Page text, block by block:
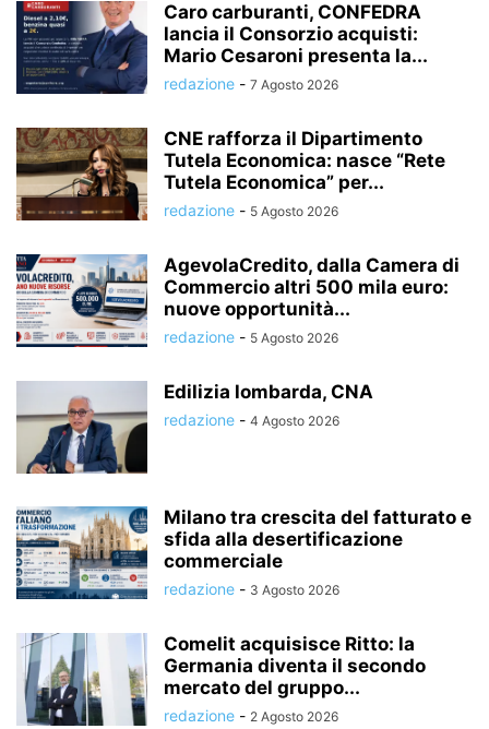
Caro carburanti, CONFEDRA
lancia il Consorzio acquisti:
Mario Cesaroni presenta la...
redazione - 7 Agosto 2026
CNE rafforza il Dipartimento
Tutela Economica: nasce “Rete
Tutela Economica” per...
redazione - 5 Agosto 2026
AgevolaCredito, dalla Camera di
Commercio altri 500 mila euro:
nuove opportunità...
redazione - 5 Agosto 2026
Edilizia lombarda, CNA
redazione - 4 Agosto 2026
Milano tra crescita del fatturato e
sfida alla desertificazione
commerciale
redazione - 3 Agosto 2026
Comelit acquisisce Ritto: la
Germania diventa il secondo
mercato del gruppo...
redazione - 2 Agosto 2026